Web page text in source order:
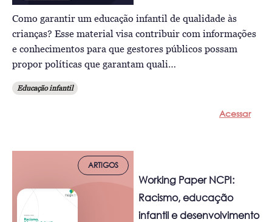
Como garantir um educação infantil de qualidade às
crianças? Esse material visa contribuir com informações
e conhecimentos para que gestores públicos possam
propor políticas que garantam quali…
Educação infantil
Acessar
ARTIGOS
Working Paper NCPI:
Racismo, educação
infantil e desenvolvimento